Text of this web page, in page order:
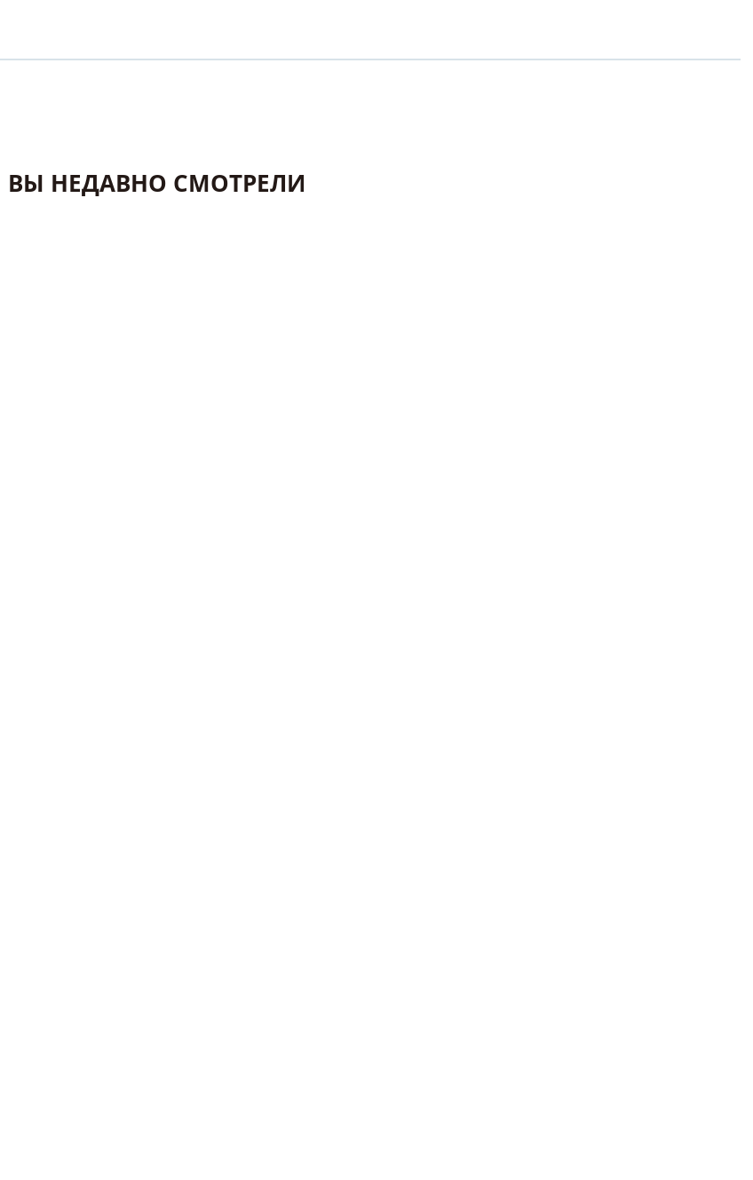
ВЫ НЕДАВНО СМОТРЕЛИ